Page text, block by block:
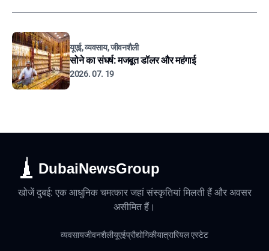
यूएई, व्यवसाय, जीवनशैली
सोने का संघर्ष: मजबूत डॉलर और महंगाई
2026. 07. 19
DubaiNewsGroup
खोजें दुबई: एक आधुनिक चमत्कार जहां संस्कृतियां मिलती हैं और अवसर
असीमित हैं।
व्यवसायजीवनशैलीयूएईप्रौद्योगिकीयात्रारियल एस्टेट